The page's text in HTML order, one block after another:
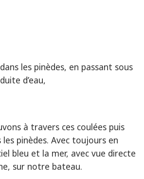
les pinèdes, en passant sous
d’eau,
à travers ces coulées puis
les pinèdes. Avec toujours en
bleu et la mer, avec vue directe
sur notre bateau.